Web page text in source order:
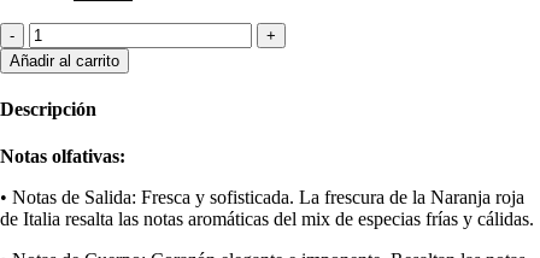
era:
S/360.00.
Pack
x2
Magnat
exclusive.
Perfume
90ml.
cantidad
Añadir al carrito
Descripción
Notas olfativas:
• Notas de Salida: Fresca y sofisticada. La frescura de la Naranja roja
de Italia resalta las notas aromáticas del mix de especias frías y cálidas.